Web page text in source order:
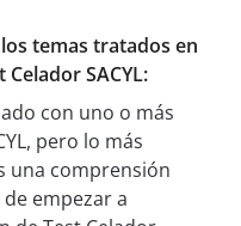
temas tratados en
SACYL:
con uno o más
pero lo más
una comprensión
empezar a